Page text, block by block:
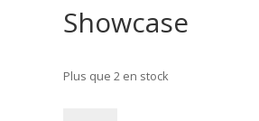
était :
15,00 €.
actuel
est :
10,00 €.
Showcase
Plus que 2 en stock